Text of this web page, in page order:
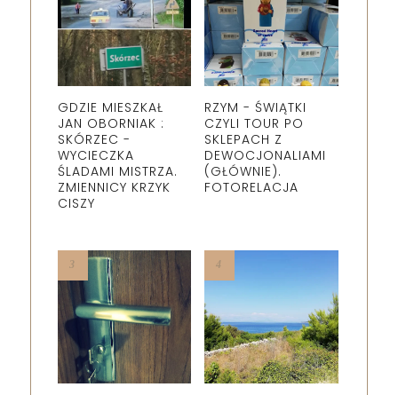
GDZIE MIESZKAŁ
JAN OBORNIAK :
SKÓRZEC -
WYCIECZKA
ŚLADAMI MISTRZA.
ZMIENNICY KRZYK
CISZY
RZYM - ŚWIĄTKI
CZYLI TOUR PO
SKLEPACH Z
DEWOCJONALIAMI
(GŁÓWNIE).
FOTORELACJA